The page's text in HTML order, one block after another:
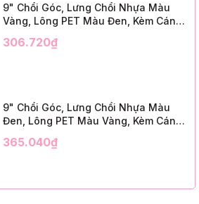
9" Chổi Góc, Lưng Chổi Nhựa Màu
Vàng, Lông PET Màu Đen, Kèm Cán
12 Bộ/Thùng (9" Angle Broom, Yellow
306.720₫
9" Chổi Góc, Lưng Chổi Nhựa Màu
Đen, Lông PET Màu Vàng, Kèm Cán
12 Bộ/Thùng (9" Angle Broom, Black
365.040₫